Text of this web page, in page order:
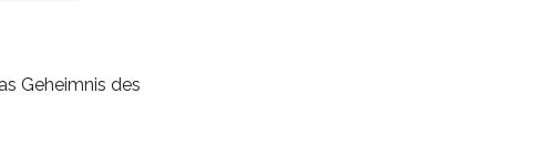
Geheimnis des